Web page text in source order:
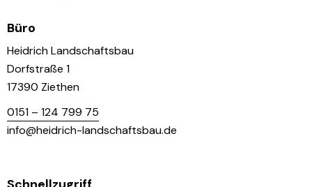
Büro
Heidrich Landschaftsbau
Dorfstraße 1
17390 Ziethen
0151 – 124 799 75
info@heidrich-landschaftsbau.de